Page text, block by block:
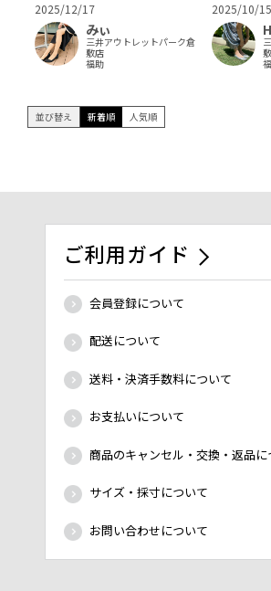
2025/12/17
みぃ
三井アウトレットパーク倉
敷店
福助
2025/10/15
並び替え 新着順 人気順
ご利用ガイド
会員登録について
配送について
送料・決済手数料について
お支払いについて
商品のキャンセル・交換・返品に
サイズ・採寸について
お問い合わせについて